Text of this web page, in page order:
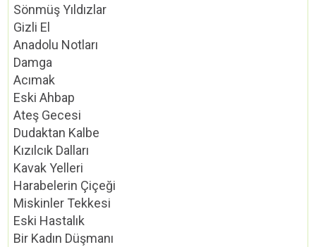
Sönmüş Yıldızlar
Gizli El
Anadolu Notları
Damga
Acımak
Eski Ahbap
Ateş Gecesi
Dudaktan Kalbe
Kızılcık Dalları
Kavak Yelleri
Harabelerin Çiçeği
Miskinler Tekkesi
Eski Hastalık
Bir Kadın Düşmanı